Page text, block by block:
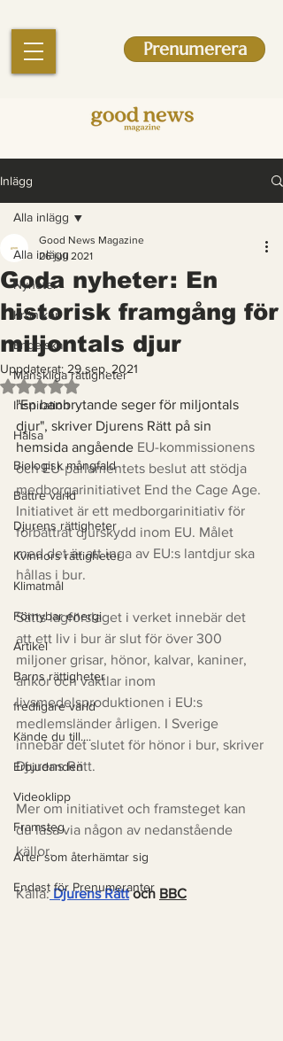
Prenumerera
Inlägg
Alla inlägg
Nyheter
Krönikor
Engelska
Mänskliga rättigheter
Inspiration
Hälsa
Biologisk mångfald
Bättre värld
Djurens rättigheter
Kvinnors rättigheter
Klimatmål
Förnybar energi
Artikel
Barns rättigheter
fredligare värld
Kände du till....
Erbjudanden
Videoklipp
Framsteg
Arter som återhämtar sig
Endast för Prenumeranter
Alla inlägg
Goda nyheter: En
historisk framgång för
miljontals djur
Good News Magazine
26 juli 2021
Uppdaterat: 29 sep. 2021
Betygsatt till NaN av 5 stjärnor.
"En banbrytande seger för miljontals
djur", skriver Djurens Rätt på sin
hemsida angående EU-kommissionens
och EU-parlamentets beslut att stödja
medborgarinitiativet End the Cage Age.
Initiativet är ett medborgarinitiativ för
förbättrat djurskydd inom EU. Målet
med det är att inga av EU:s lantdjur ska
hållas i bur.
Sätts lagförslaget i verket innebär det
att ett liv i bur är slut för över 300
miljoner grisar, hönor, kalvar, kaniner,
ankor och vaktlar inom
livsmedelsproduktionen i EU:s
medlemsländer årligen. I Sverige
innebär det slutet för hönor i bur, skriver
Djurens Rätt.
Mer om initiativet och framsteget kan
du läsa via någon av nedanstående
källor.
Källa: Djurens Rätt och BBC